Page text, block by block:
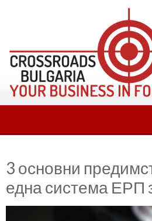
3 основни
една система ЕРП